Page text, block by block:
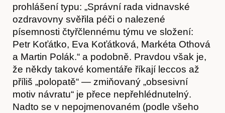
Obchod
prohlášení typu: „Správní rada vidnavské
ozdravovny svěřila péči o nalezené
písemnosti čtyřčlennému týmu ve složení:
Petr Koťátko, Eva Koťátková, Markéta Othová
a Martin Polák.“ a podobně. Pravdou však je,
že někdy takové komentáře říkají leccos až
příliš „polopatě“ — zmiňovaný „obsesivní
motiv návratu“ je přece nepřehlédnutelný.
Nadto se v nepojmenovaném (podle všeho